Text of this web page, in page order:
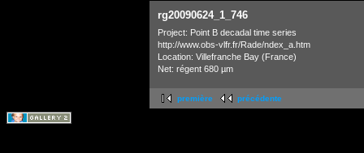
rg20090624_1_746
Project: Point B decadal time series
http://www.obs-vlfr.fr/Rade/ndex_a.htm
Location: Villefranche Bay (France)
Net: régent 680 µm
première précédente